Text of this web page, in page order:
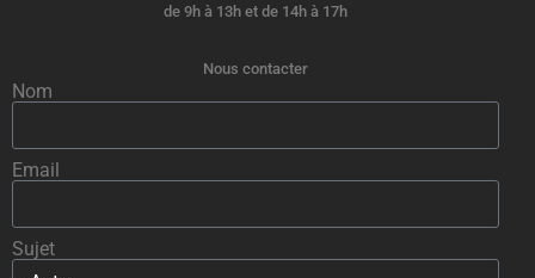
de 9h à 13h et de 14h à 17h
Nous contacter
Nom
Email
Sujet